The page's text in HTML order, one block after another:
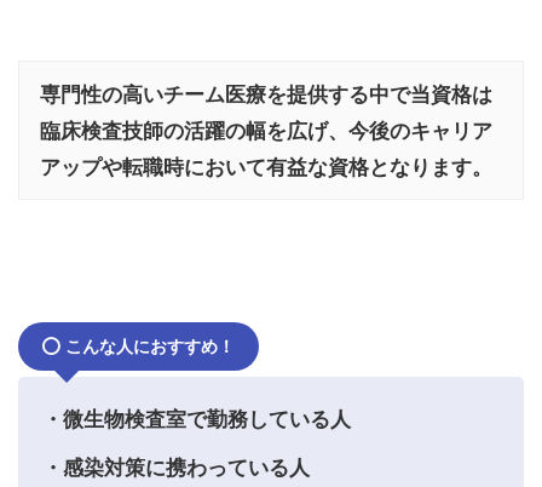
専門性の高いチーム医療を提供する中で当資格は
臨床検査技師の活躍の幅を広げ、今後のキャリア
アップや転職時において有益な資格となります。
こんな人におすすめ！
・微生物検査室で勤務している人
・感染対策に携わっている人